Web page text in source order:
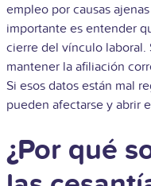
empleo por causas
importante es entender
cierre del vínculo laboral.
mantener la afiliación
Si esos datos están mal
pueden afectarse y abrir
¿Por qué